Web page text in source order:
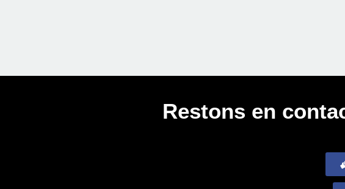
Restons en